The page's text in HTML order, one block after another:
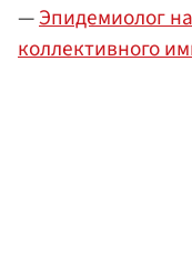
—Эпидемиолог
коллективного